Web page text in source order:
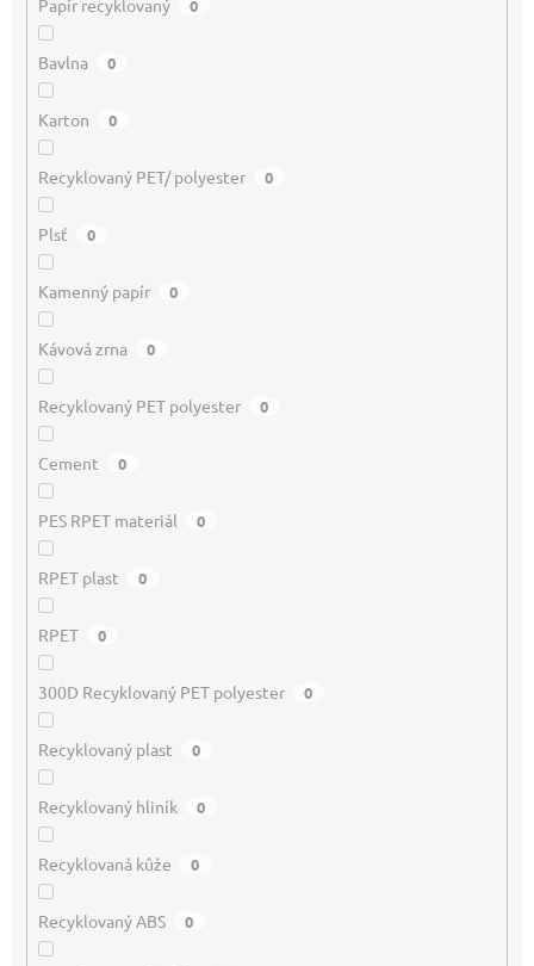
Papír recyklovaný 0
Bavlna 0
Karton 0
Recyklovaný PET/ polyester 0
Plsť 0
Kamenný papír 0
Kávová zrna 0
Recyklovaný PET polyester 0
Cement 0
PES RPET materiál 0
RPET plast 0
RPET 0
300D Recyklovaný PET polyester 0
Recyklovaný plast 0
Recyklovaný hliník 0
Recyklovaná kůže 0
Recyklovaný ABS 0